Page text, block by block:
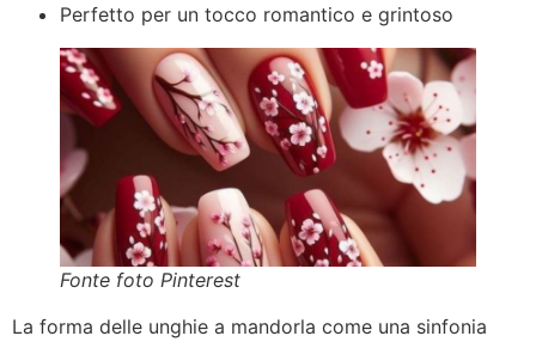
Perfetto per un tocco romantico e grintoso
Fonte foto Pinterest
La forma delle unghie a mandorla come una sinfonia